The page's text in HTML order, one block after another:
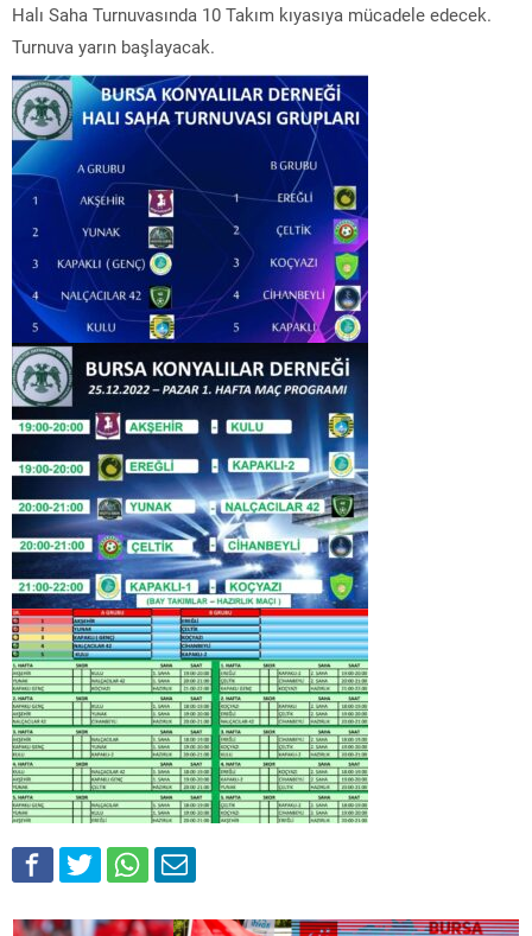
Halı Saha Turnuvasında 10 Takım kıyasıya mücadele edecek.
Turnuva yarın başlayacak.